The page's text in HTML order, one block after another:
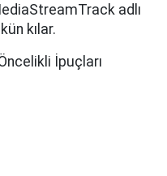
adlı
kılar.
İpuçları